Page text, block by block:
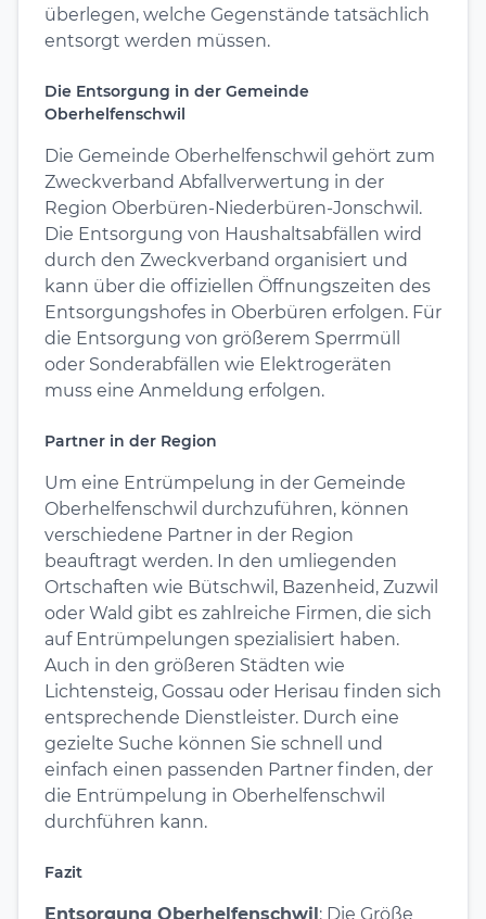
überlegen, welche Gegenstände tatsächlich
entsorgt werden müssen.
Die Entsorgung in der Gemeinde
Oberhelfenschwil
Die Gemeinde Oberhelfenschwil gehört zum
Zweckverband Abfallverwertung in der
Region Oberbüren-Niederbüren-Jonschwil.
Die Entsorgung von Haushaltsabfällen wird
durch den Zweckverband organisiert und
kann über die offiziellen Öffnungszeiten des
Entsorgungshofes in Oberbüren erfolgen. Für
die Entsorgung von größerem Sperrmüll
oder Sonderabfällen wie Elektrogeräten
muss eine Anmeldung erfolgen.
Partner in der Region
Um eine Entrümpelung in der Gemeinde
Oberhelfenschwil durchzuführen, können
verschiedene Partner in der Region
beauftragt werden. In den umliegenden
Ortschaften wie Bütschwil, Bazenheid, Zuzwil
oder Wald gibt es zahlreiche Firmen, die sich
auf Entrümpelungen spezialisiert haben.
Auch in den größeren Städten wie
Lichtensteig, Gossau oder Herisau finden sich
entsprechende Dienstleister. Durch eine
gezielte Suche können Sie schnell und
einfach einen passenden Partner finden, der
die Entrümpelung in Oberhelfenschwil
durchführen kann.
Fazit
Entsorgung Oberhelfenschwil: Die Größe